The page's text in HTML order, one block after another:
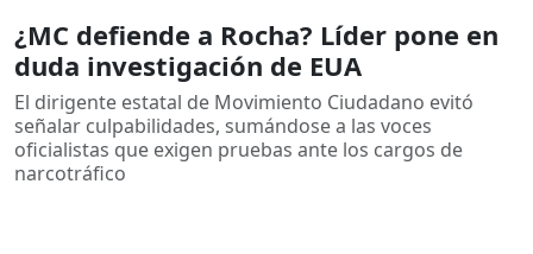
¿MC defiende a Rocha? Líder pone en
duda investigación de EUA
El dirigente estatal de Movimiento Ciudadano evitó
señalar culpabilidades, sumándose a las voces
oficialistas que exigen pruebas ante los cargos de
narcotráfico